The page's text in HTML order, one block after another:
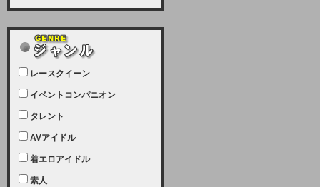
【サーバーメンテナンス実施につい
12月21日（日曜日）午前9：00か
ら午前11：00（予定）でサーバー
メンテナンスを実施します。ユーザ
ー様にはご迷惑をおかけしますがご
理解いただけます様、宜しくお願い
致します。
2025-07-05 (土)
【サーバーメンテナンス完了のお知
レースクイーン
イベントコンパニオン
タレント
AVアイドル
着エロアイドル
素人